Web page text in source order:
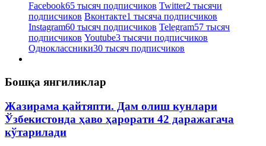
Facebook65 тысяч подписчиков Twitter2 тысячи
подписчиков Вконтакте1 тысяча подписчиков
Instagram60 тысяч подписчиков Telegram57 тысяч
подписчиков Youtube3 тысячи подписчиков
Одноклассники30 тысяч подписчиков
Бошқа янгиликлар
Жазирама қайтяпти. Дам олиш кунлари
Ўзбекистонда ҳаво ҳарорати 42 даражагача
кўтарилади